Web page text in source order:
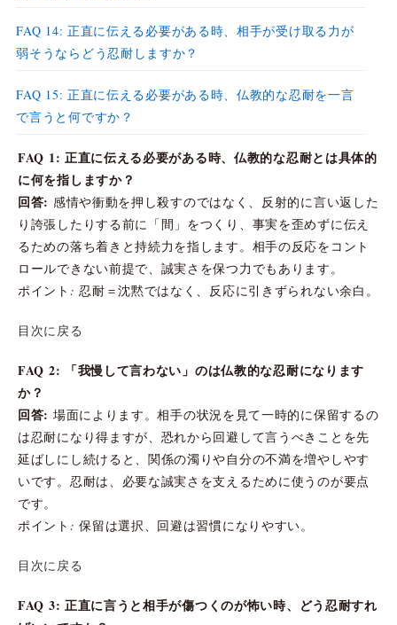
FAQ 14: 正直に伝える必要がある時、相手が受け取る力が
弱そうならどう忍耐しますか？
FAQ 15: 正直に伝える必要がある時、仏教的な忍耐を一言
で言うと何ですか？
FAQ 1: 正直に伝える必要がある時、仏教的な忍耐とは具体的
に何を指しますか？
回答: 感情や衝動を押し殺すのではなく、反射的に言い返した
り誇張したりする前に「間」をつくり、事実を歪めずに伝え
るための落ち着きと持続力を指します。相手の反応をコント
ロールできない前提で、誠実さを保つ力でもあります。
ポイント: 忍耐＝沈黙ではなく、反応に引きずられない余白。
目次に戻る
FAQ 2: 「我慢して言わない」のは仏教的な忍耐になります
か？
回答: 場面によります。相手の状況を見て一時的に保留するの
は忍耐になり得ますが、恐れから回避して言うべきことを先
延ばしにし続けると、関係の濁りや自分の不満を増やしやす
いです。忍耐は、必要な誠実さを支えるために使うのが要点
です。
ポイント: 保留は選択、回避は習慣になりやすい。
目次に戻る
FAQ 3: 正直に言うと相手が傷つくのが怖い時、どう忍耐すれ